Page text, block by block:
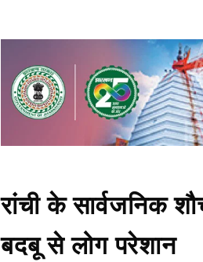
रांची के सार्वजनिक
बदबू से लोग परेशान